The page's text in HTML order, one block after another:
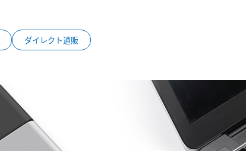
ダイレクト通販